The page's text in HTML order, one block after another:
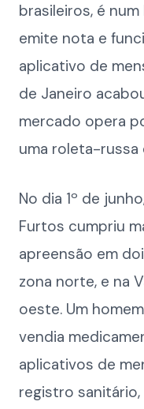
brasileiros, é num
emite nota e
aplicativo de
de Janeiro
mercado opera
uma roleta-russa
No dia 1º de
Furtos cumpriu
apreensão em
zona norte, e na
oeste. Um
vendia
aplicativos de
registro